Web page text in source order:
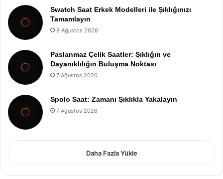
Swatch Saat Erkek Modelleri ile Şıklığınızı
Tamamlayın
8 Ağustos 2026
Paslanmaz Çelik Saatler: Şıklığın ve
Dayanıklılığın Buluşma Noktası
7 Ağustos 2026
Spolo Saat: Zamanı Şıklıkla Yakalayın
7 Ağustos 2026
Daha Fazla Yükle